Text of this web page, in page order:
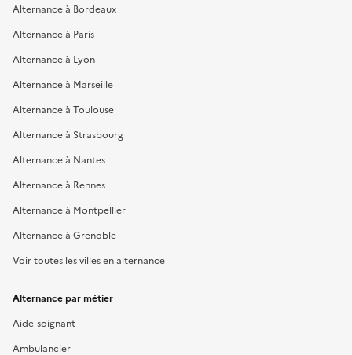
Alternance à Bordeaux
Alternance à Paris
Alternance à Lyon
Alternance à Marseille
Alternance à Toulouse
Alternance à Strasbourg
Alternance à Nantes
Alternance à Rennes
Alternance à Montpellier
Alternance à Grenoble
Voir toutes les villes en alternance
Alternance par métier
Aide-soignant
Ambulancier